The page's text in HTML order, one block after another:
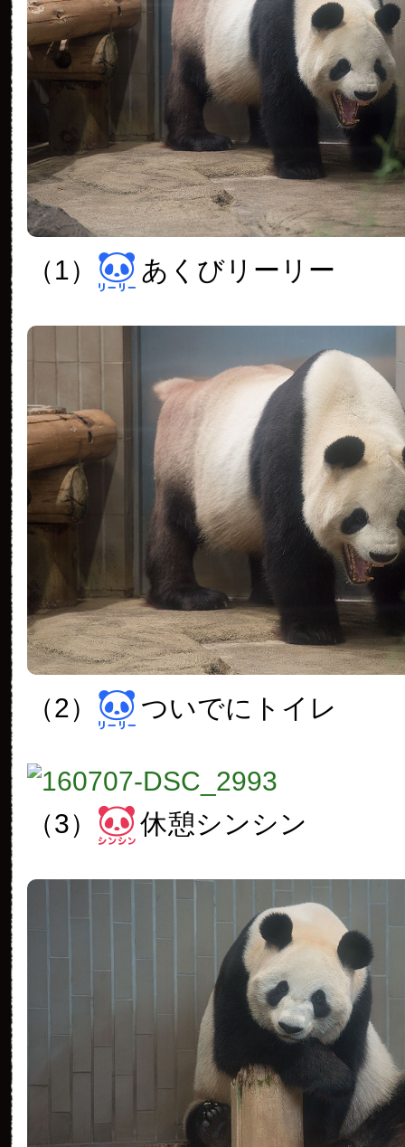
（1） あくびリーリー
（2） ついでにトイレ
（3） 休憩シンシン